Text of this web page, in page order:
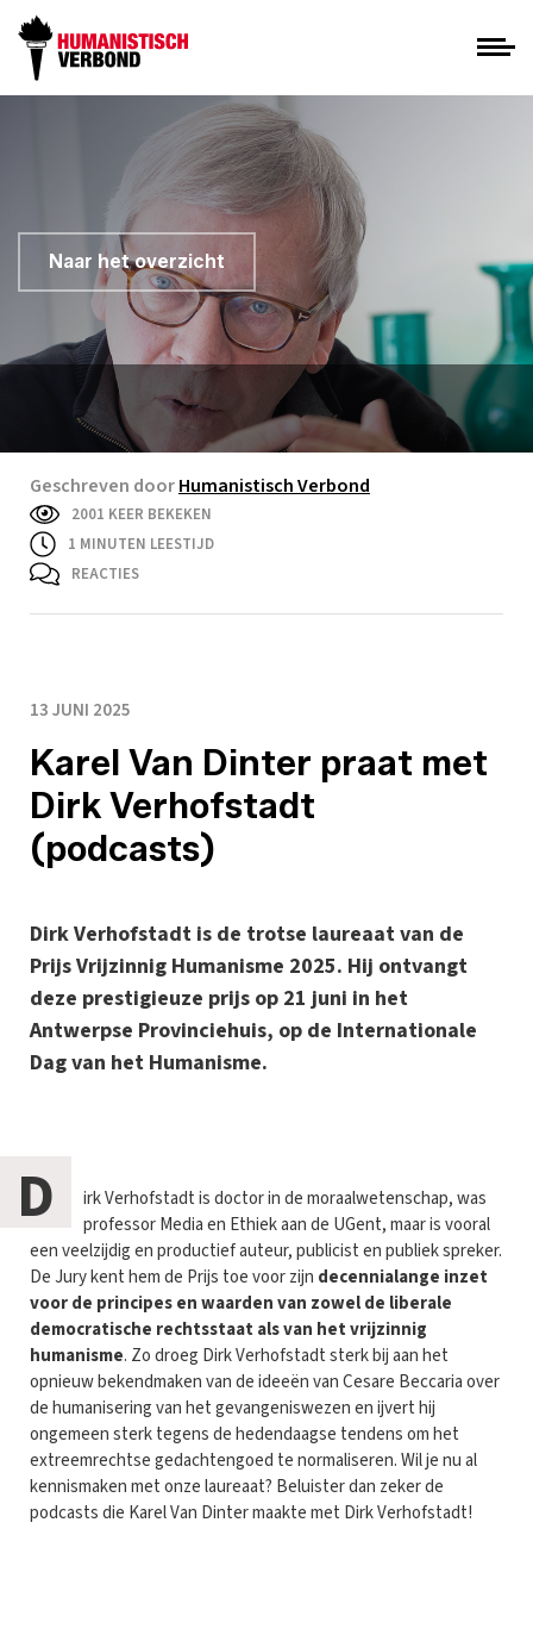
Naar het overzicht
Geschreven doorHumanistisch Verbond
2001 KEER BEKEKEN
1 MINUTEN LEESTIJD
REACTIES
13 JUNI 2025
Karel Van Dinter praat met
Dirk Verhofstadt
(podcasts)
Dirk Verhofstadt is de trotse laureaat van de
Prijs Vrijzinnig Humanisme 2025. Hij ontvangt
deze prestigieuze prijs op 21 juni in het
Antwerpse Provinciehuis, op de Internationale
Dag van het Humanisme.
D
irk Verhofstadt is doctor in de moraalwetenschap, was
professor Media en Ethiek aan de UGent, maar is vooral
een veelzijdig en productief auteur, publicist en publiek spreker.
De Jury kent hem de Prijs toe voor zijn decennialange inzet
voor de principes en waarden van zowel de liberale
democratische rechtsstaat als van het vrijzinnig
humanisme. Zo droeg Dirk Verhofstadt sterk bij aan het
opnieuw bekendmaken van de ideeën van Cesare Beccaria over
de humanisering van het gevangeniswezen en ijvert hij
ongemeen sterk tegens de hedendaagse tendens om het
extreemrechtse gedachtengoed te normaliseren. Wil je nu al
kennismaken met onze laureaat? Beluister dan zeker de
podcasts die Karel Van Dinter maakte met Dirk Verhofstadt!